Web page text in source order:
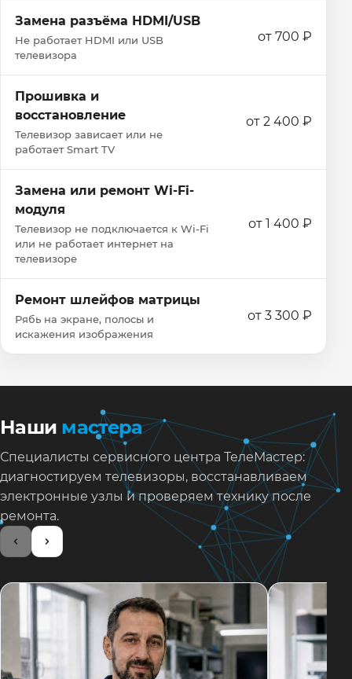
Замена разъёма HDMI/USB
Не работает HDMI или USB
телевизора
от 700 ₽
Прошивка и
восстановление
Телевизор зависает или не
работает Smart TV
от 2 400 ₽
Замена или ремонт Wi‑Fi-
модуля
Телевизор не подключается к Wi‑Fi
или не работает интернет на
телевизоре
от 1 400 ₽
Ремонт шлейфов матрицы
Рябь на экране, полосы и
искажения изображения
от 3 300 ₽
Наши мастера
Специалисты сервисного центра ТелеМастер:
диагностируем телевизоры, восстанавливаем
электронные узлы и проверяем технику после
ремонта.